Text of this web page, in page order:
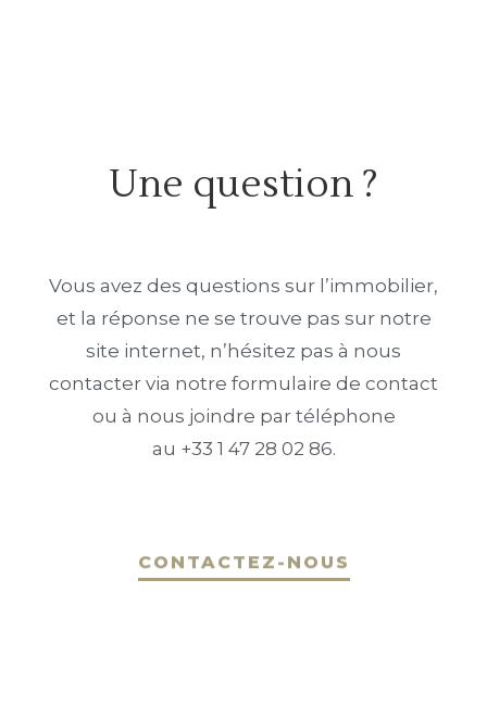
Une question ?
Vous avez des questions sur l’immobilier,
et la réponse ne se trouve pas sur notre
site internet, n’hésitez pas à nous
contacter via notre formulaire de contact
ou à nous joindre par téléphone
au +33 1 47 28 02 86.
CONTACTEZ-NOUS